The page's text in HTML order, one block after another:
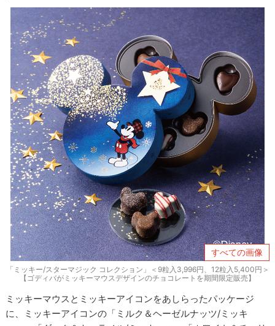
すべての画像
「ミッキー/スターマジック コレクション」＜9粒入3,996円、12粒入5,400円＞
【ゴディバがミッキーマウスデザインのチョコレートを期間限定販売】
ミッキーマウスとミッキーアイコンをあしらったパッケージ
に、ミッキーアイコンの「ミルク＆ヘーゼルナッツ/ミッキ